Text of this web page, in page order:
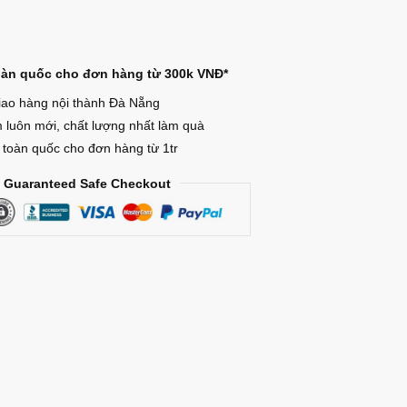
quốc cho đơn hàng từ 300k VNĐ*
hàng nội thành Đà Nẵng
luôn mới, chất lượng nhất làm quà
toàn quốc cho đơn hàng từ 1tr
Guaranteed Safe Checkout